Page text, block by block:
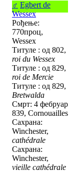
♂ Egbert de
Wessex
Рођење:
770проц,
Wessex
Титуле : од 802,
roi du Wessex
Титуле : од 829,
roi de Mercie
Титуле : од 829,
Bretwalda
Смрт: 4 фебруар
839, Cornouailles
Сахрана:
Winchester,
cathédrale
Сахрана:
Winchester,
vieille cathédrale